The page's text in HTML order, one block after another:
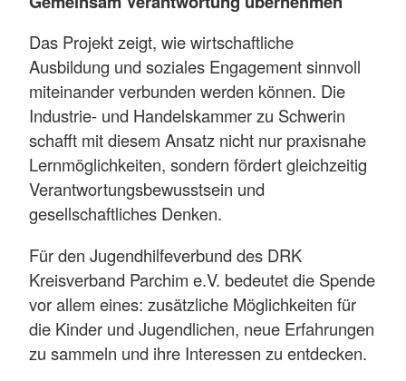
Das Projekt zeigt, wie wirtschaftliche
Ausbildung und soziales Engagement sinnvoll
miteinander verbunden werden können. Die
Industrie- und Handelskammer zu Schwerin
schafft mit diesem Ansatz nicht nur praxisnahe
Lernmöglichkeiten, sondern fördert gleichzeitig
Verantwortungsbewusstsein und
gesellschaftliches Denken.
Für den Jugendhilfeverbund des DRK
Kreisverband Parchim e.V. bedeutet die Spende
vor allem eines: zusätzliche Möglichkeiten für
die Kinder und Jugendlichen, neue Erfahrungen
zu sammeln und ihre Interessen zu entdecken.